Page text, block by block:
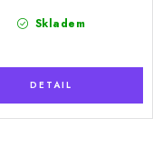
Skladem